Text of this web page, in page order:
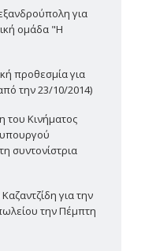
για
ομάδα "Η
προθεσμία για
την 23/10/2014)
του Κινήματος
συντονίστρια
για την
την Πέμπτη